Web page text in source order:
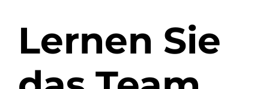
Lernen Sie